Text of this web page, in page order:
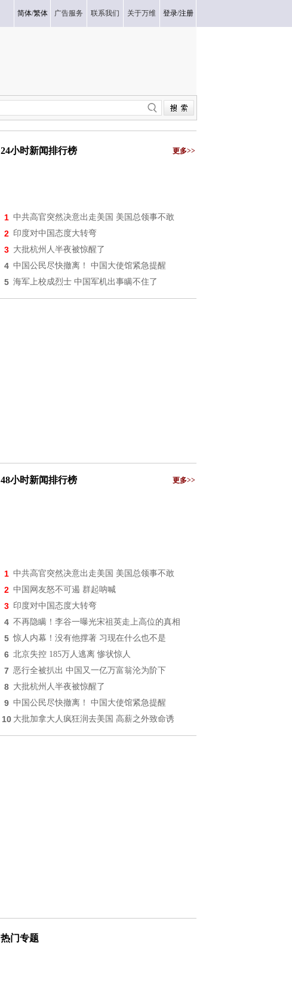
简体/繁体 广告服务 联系我们 关于万维 登录/注册
24小时新闻排行榜 更多>>
1 中共高官突然决意出走美国 美国总领事不敢
2 印度对中国态度大转弯
3 大批杭州人半夜被惊醒了
4 中国公民尽快撤离！ 中国大使馆紧急提醒
5 海军上校成烈士 中国军机出事瞒不住了
48小时新闻排行榜 更多>>
1 中共高官突然决意出走美国 美国总领事不敢
2 中国网友怒不可遏 群起呐喊
3 印度对中国态度大转弯
4 不再隐瞒！李谷一曝光宋祖英走上高位的真相
5 惊人内幕！没有他撑著 习现在什么也不是
6 北京失控 185万人逃离 惨状惊人
7 恶行全被扒出 中国又一亿万富翁沦为阶下
8 大批杭州人半夜被惊醒了
9 中国公民尽快撤离！ 中国大使馆紧急提醒
10 大批加拿大人疯狂润去美国 高薪之外致命诱
热门专题